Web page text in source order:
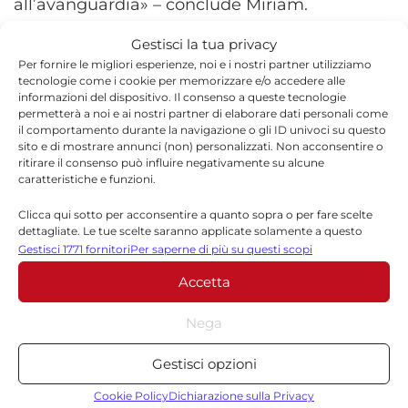
Gestisci la tua privacy
Per fornire le migliori esperienze, noi e i nostri partner utilizziamo
tecnologie come i cookie per memorizzare e/o accedere alle
informazioni del dispositivo. Il consenso a queste tecnologie
permetterà a noi e ai nostri partner di elaborare dati personali come
il comportamento durante la navigazione o gli ID univoci su questo
sito e di mostrare annunci (non) personalizzati. Non acconsentire o
ritirare il consenso può influire negativamente su alcune
caratteristiche e funzioni.
Clicca qui sotto per acconsentire a quanto sopra o per fare scelte
dettagliate. Le tue scelte saranno applicate solamente a questo
sito. È possibile modificare le impostazioni in qualsiasi momento,
compreso il ritiro del consenso, utilizzando i pulsanti della Cookie
Policy o cliccando sul pulsante di gestione del consenso nella parte
inferiore dello schermo.
Statistiche
Archiviare informazioni su dispositivo e/o accedervi, Misurare le
prestazioni degli annunci, Misurare le prestazioni dei contenuti,
Gestisci 1771 fornitoriPer saperne di più su questi scopi
Accetta
Nega
Gestisci opzioni
Cookie PolicyDichiarazione sulla Privacy
all’avanguardia» – conclude Miriam.
TORNA IN CHIARAMONTE GULFI
TORNA IN ECONOMIA
Redazione
La redazione di Quotidianodiragusa.it è composta
da giornalisti, collaboratori e professionisti